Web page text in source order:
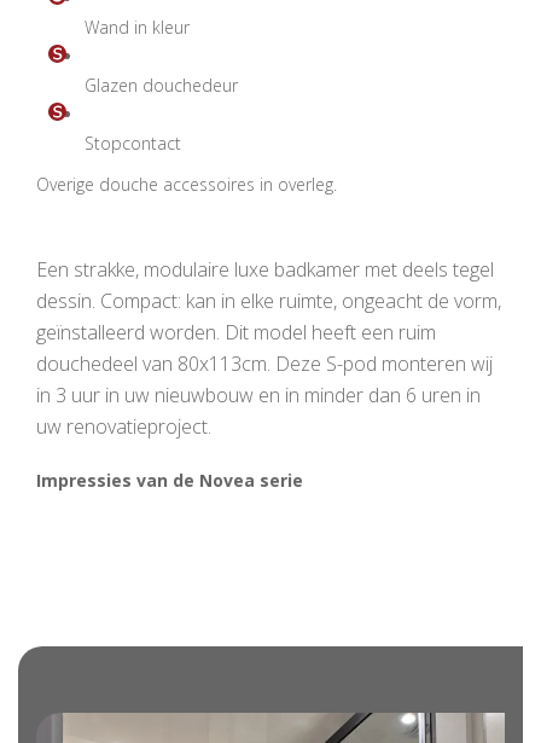
Wand in kleur
Glazen douchedeur
Stopcontact
Overige douche accessoires in overleg.
Een strakke, modulaire luxe badkamer met deels tegel
dessin. Compact: kan in elke ruimte, ongeacht de vorm,
geïnstalleerd worden. Dit model heeft een ruim
douchedeel van 80x113cm. Deze S-pod monteren wij
in 3 uur in uw nieuwbouw en in minder dan 6 uren in
uw renovatieproject.
Impressies van de Novea serie